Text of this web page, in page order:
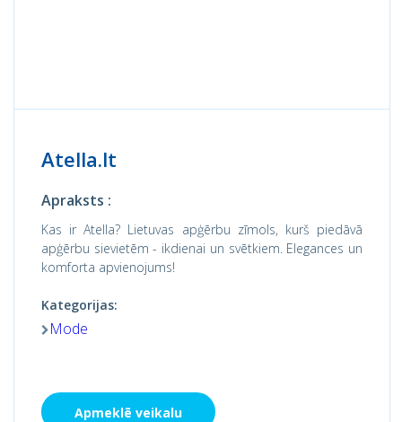
Atella.lt
Apraksts :
Kas ir Atella? Lietuvas apģērbu zīmols, kurš piedāvā
apģērbu sievietēm - ikdienai un svētkiem. Elegances un
komforta apvienojums!
Kategorijas:
Mode
Apmeklē veikalu